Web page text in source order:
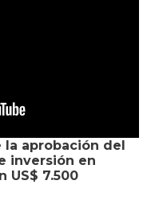
aprobación del
inversión en
US$ 7.500